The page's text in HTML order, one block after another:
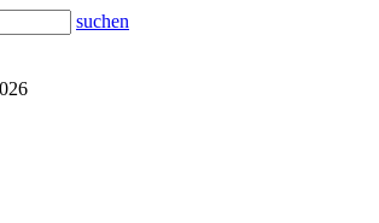
suchen